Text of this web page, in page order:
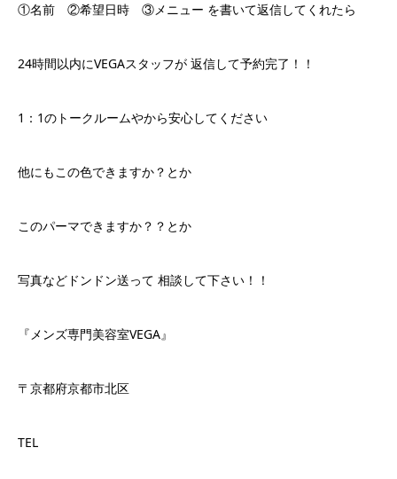
①名前 ②希望日時 ③メニュー を書いて返信してくれたら
24時間以内にVEGAスタッフが 返信して予約完了！！
1：1のトークルームやから安心してください
他にもこの色できますか？とか
このパーマできますか？？とか
写真などドンドン送って 相談して下さい！！
『メンズ専門美容室VEGA』
〒京都府京都市北区
TEL